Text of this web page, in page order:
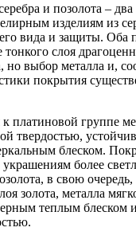
и позолота –
изделиям из
вида и защиты. Оба
слоя
но выбор металла и,
покрытия
платиновой группе
твердостью,
блеском.
более
в свою очередь,
золота, металла
теплым блеском